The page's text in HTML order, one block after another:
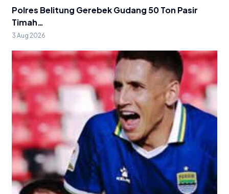
Polres Belitung Gerebek Gudang 50 Ton Pasir
Timah…
3 Aug 2026